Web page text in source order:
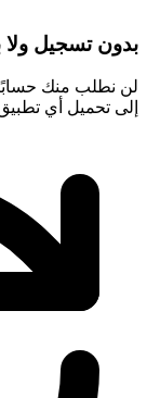
بدون تسجيل ولا
لن نطلب منك حسابًا
إلى تحميل أي